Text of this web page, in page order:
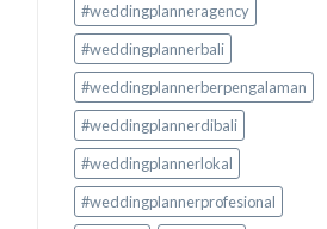
#weddingplanneragency
#weddingplannerbali
#weddingplannerberpengalaman
#weddingplannerdibali
#weddingplannerlokal
#weddingplannerprofesional